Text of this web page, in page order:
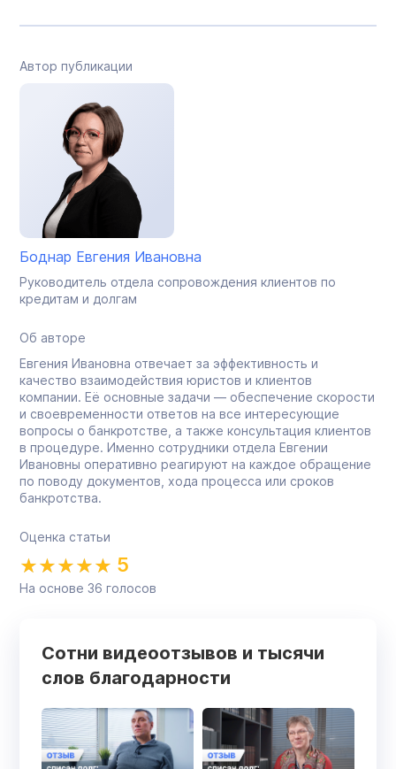
Автор публикации
Боднар Евгения Ивановна
Руководитель отдела сопровождения клиентов по
кредитам и долгам
Об авторе
Евгения Ивановна отвечает за эффективность и
качество взаимодействия юристов и клиентов
компании. Её основные задачи — обеспечение скорости
и своевременности ответов на все интересующие
вопросы о банкротстве, а также консультация клиентов
в процедуре. Именно сотрудники отдела Евгении
Ивановны оперативно реагируют на каждое обращение
по поводу документов, хода процесса или сроков
банкротства.
Оценка статьи
5
На основе 36 голосов
Сотни видеоотзывов и тысячи
слов благодарности